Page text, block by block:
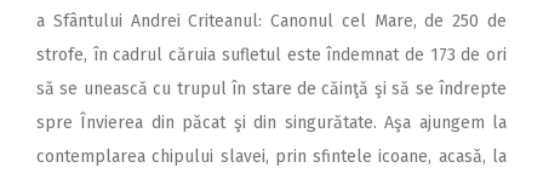
a Sfântului Andrei Criteanul: Canonul cel Mare, de 250 de
strofe, în cadrul căruia sufletul este îndemnat de 173 de ori
să se unească cu trupul în stare de căinţă şi să se îndrepte
spre Învierea din păcat şi din singurătate. Aşa ajungem la
contemplarea chipului slavei, prin sfintele icoane, acasă, la